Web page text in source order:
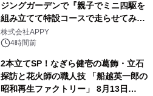
ジングガーデンで『親子でミニ四駆を
組み立てて特設コースで走らせてみよ
う！』を開催
株式会社APPY
4時間前
2本立てSP！なぎら健壱の葛飾・立石
探訪と花火師の職人技 「船越英一郎の
昭和再生ファクトリー」 8月13日